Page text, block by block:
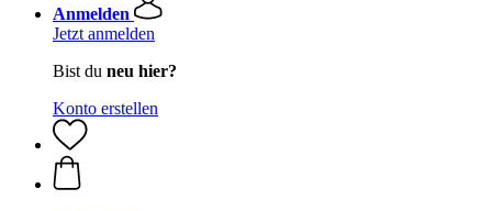
Anmelden
Jetzt anmelden
Bist du neu hier?
Konto erstellen